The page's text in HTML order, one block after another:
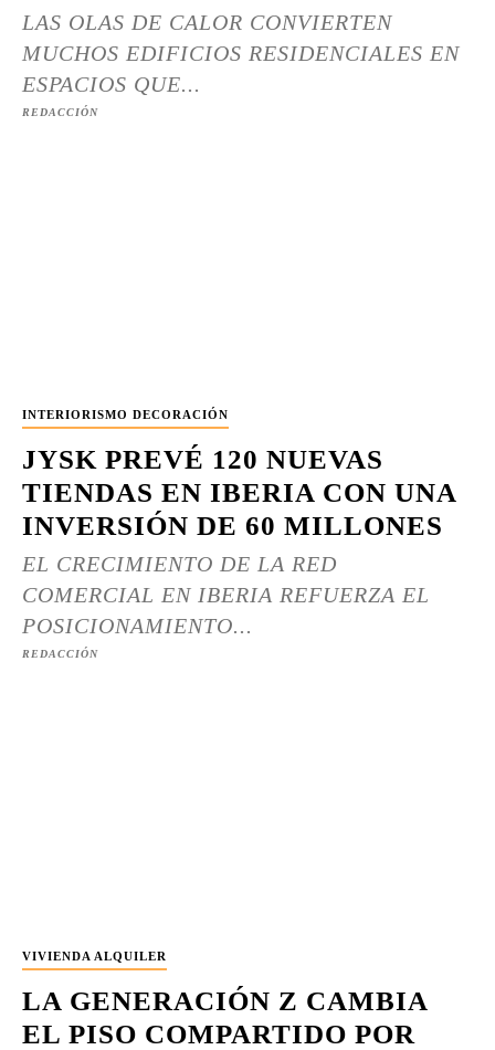
LAS OLAS DE CALOR CONVIERTEN
MUCHOS EDIFICIOS RESIDENCIALES EN
ESPACIOS QUE...
REDACCIÓN
INTERIORISMO DECORACIÓN
JYSK PREVÉ 120 NUEVAS
TIENDAS EN IBERIA CON UNA
INVERSIÓN DE 60 MILLONES
EL CRECIMIENTO DE LA RED
COMERCIAL EN IBERIA REFUERZA EL
POSICIONAMIENTO...
REDACCIÓN
VIVIENDA ALQUILER
LA GENERACIÓN Z CAMBIA
EL PISO COMPARTIDO POR